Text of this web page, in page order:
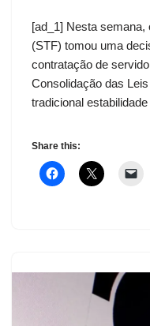
[ad_1] Nesta semana,
(STF) tomou uma
contratação de
Consolidação das
tradicional
Share this: